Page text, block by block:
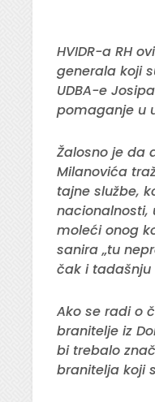
HVIDR-a RH
generala koji
UDBA-e
pomaganje u
Žalosno je da
Milanovića
tajne službe,
nacionalnosti,
moleći onog
sanira „tu
čak i tadašnju
Ako se radi o
branitelje iz
bi trebalo
branitelja koji